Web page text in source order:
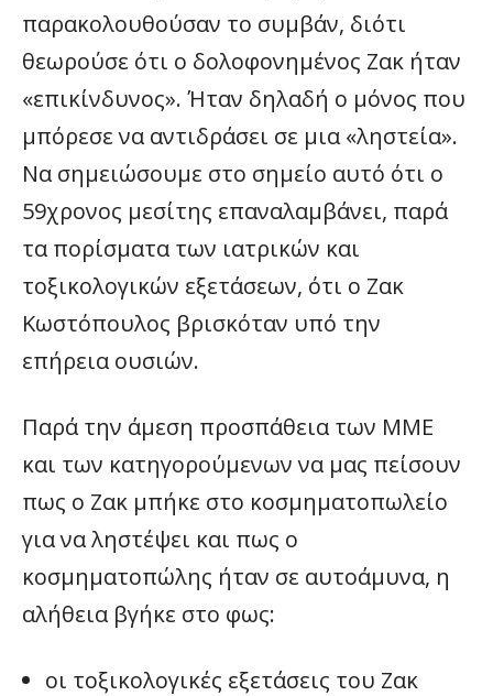
παρακολουθούσαν το συμβάν, διότι
θεωρούσε ότι ο δολοφονημένος Ζακ ήταν
«επικίνδυνος». Ήταν δηλαδή ο μόνος που
μπόρεσε να αντιδράσει σε μια «ληστεία».
Να σημειώσουμε στο σημείο αυτό ότι ο
59χρονος μεσίτης επαναλαμβάνει, παρά
τα πορίσματα των ιατρικών και
τοξικολογικών εξετάσεων, ότι ο Ζακ
Κωστόπουλος βρισκόταν υπό την
επήρεια ουσιών.
Παρά την άμεση προσπάθεια των ΜΜΕ
και των κατηγορούμενων να μας πείσουν
πως ο Ζακ μπήκε στο κοσμηματοπωλείο
για να ληστέψει και πως ο
κοσμηματοπώλης ήταν σε αυτοάμυνα, η
αλήθεια βγήκε στο φως:
οι τοξικολογικές εξετάσεις του Ζακ